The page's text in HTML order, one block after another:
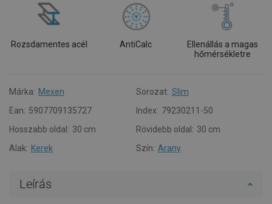
Rozsdamentes acél AntiCalc
Ellenállás a magas
hőmérsékletre
Márka: Mexen Sorozat: Slim
Ean: 5907709135727 Index: 79230211-50
Hosszabb oldal: 30 cm Rövidebb oldal: 30 cm
Alak: Kerek Szín: Arany
Leírás